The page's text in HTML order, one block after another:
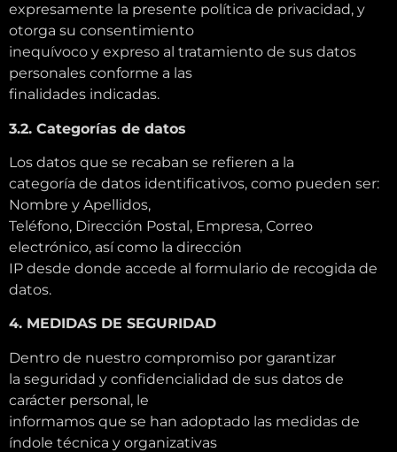
expresamente la presente política de privacidad, y
otorga su consentimiento
inequívoco y expreso al tratamiento de sus datos
personales conforme a las
finalidades indicadas.
3.2. Categorías de datos
Los datos que se recaban se refieren a la
categoría de datos identificativos, como pueden ser:
Nombre y Apellidos,
Teléfono, Dirección Postal, Empresa, Correo
electrónico, así como la dirección
IP desde donde accede al formulario de recogida de
datos.
4. MEDIDAS DE SEGURIDAD
Dentro de nuestro compromiso por garantizar
la seguridad y confidencialidad de sus datos de
carácter personal, le
informamos que se han adoptado las medidas de
índole técnica y organizativas